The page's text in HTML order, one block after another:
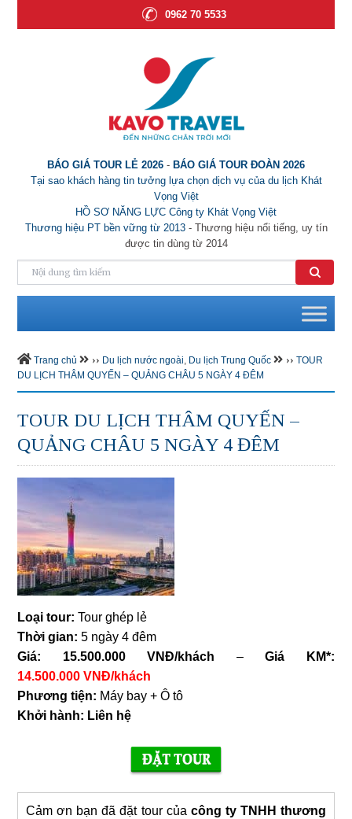
0962 70 5533
BÁO GIÁ TOUR LẺ 2026 - BÁO GIÁ TOUR ĐOÀN 2026
Tại sao khách hàng tin tưởng lựa chọn dịch vụ của du lịch Khát
Vọng Việt
HỒ SƠ NĂNG LỰC Công ty Khát Vọng Việt
Thương hiệu PT bền vững từ 2013- Thương hiệu nổi tiếng, uy tín
được tin dùng từ 2014
Trang chủ ›› Du lịch nước ngoài, Du lịch Trung Quốc ›› TOUR
DU LỊCH THÂM QUYẾN – QUẢNG CHÂU 5 NGÀY 4 ĐÊM
TOUR DU LỊCH THÂM QUYẾN –
QUẢNG CHÂU 5 NGÀY 4 ĐÊM
Loại tour: Tour ghép lẻ
Thời gian: 5 ngày 4 đêm
Giá: 15.500.000 VNĐ/khách –Giá KM*:
14.500.000 VNĐ/khách
Phương tiện: Máy bay + Ô tô
Khởi hành: Liên hệ
Cảm ơn bạn đã đặt tour của công ty TNHH thương